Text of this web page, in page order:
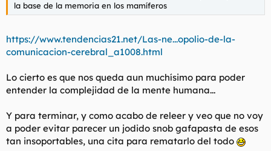
la base de la memoria en los mamíferos
https://www.tendencias21.net/Las-ne...opolio-de-la-
comunicacion-cerebral_a1008.html
Lo cierto es que nos queda aun muchísimo para poder
entender la complejidad de la mente humana...
Y para terminar, y como acabo de releer y veo que no voy
a poder evitar parecer un jodido snob gafapasta de esos
tan insoportables, una cita para rematarlo del todo